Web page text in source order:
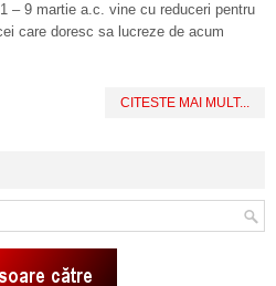
– 9 martie a.c. vine cu reduceri pentru
care doresc sa lucreze de acum
CITESTE MAI MULT...